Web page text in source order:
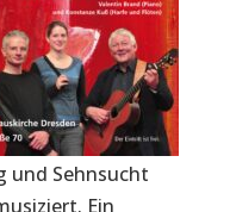
und Sehnsucht
Ein